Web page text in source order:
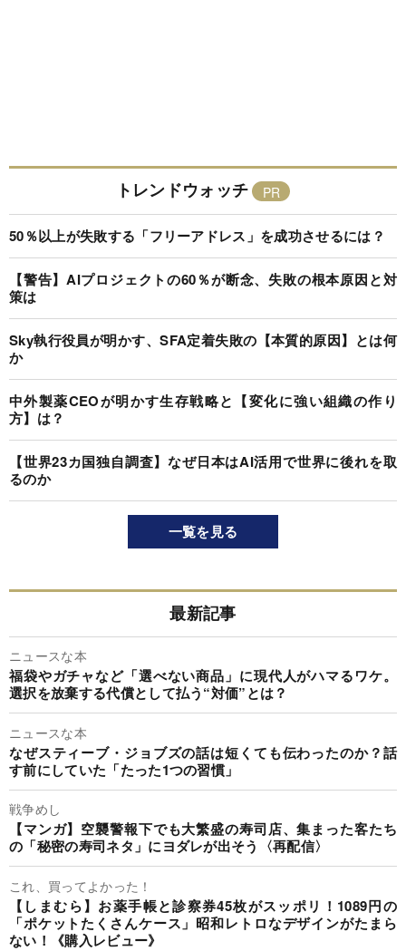
トレンドウォッチ
50％以上が失敗する「フリーアドレス」を成功させるには？
【警告】AIプロジェクトの60％が断念、失敗の根本原因と対
策は
Sky執行役員が明かす、SFA定着失敗の【本質的原因】とは何
か
中外製薬CEOが明かす生存戦略と【変化に強い組織の作り
方】は？
【世界23カ国独自調査】なぜ日本はAI活用で世界に後れを取
るのか
一覧を見る
最新記事
ニュースな本
福袋やガチャなど「選べない商品」に現代人がハマるワケ。
選択を放棄する代償として払う“対価”とは？
ニュースな本
なぜスティーブ・ジョブズの話は短くても伝わったのか？話
す前にしていた「たった1つの習慣」
戦争めし
【マンガ】空襲警報下でも大繁盛の寿司店、集まった客たち
の「秘密の寿司ネタ」にヨダレが出そう〈再配信〉
これ、買ってよかった！
【しまむら】お薬手帳と診察券45枚がスッポリ！1089円の
「ポケットたくさんケース」昭和レトロなデザインがたまら
ない！《購入レビュー》